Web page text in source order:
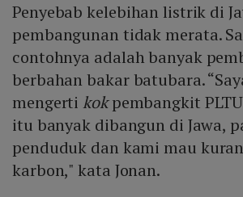
Penyebab kelebihan listrik di
pembangunan tidak merata.
contohnya adalah banyak
berbahan bakar batubara.
mengertikokpembangkit
itu banyak dibangun di Jawa,
penduduk dan kami mau
karbon," kata Jonan.